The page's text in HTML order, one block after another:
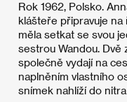
Rok 1962, Polsko.
klášteře připravuje
měla setkat se svou
sestrou Wandou. Dvě
společně vydají na
naplněním vlastního
snímek nahlíží do